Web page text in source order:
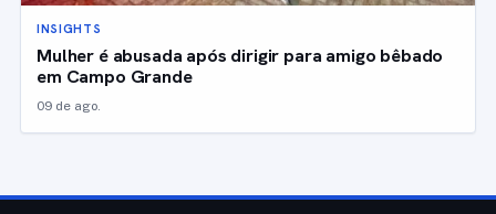
INSIGHTS
Mulher é abusada após dirigir para amigo bêbado
em Campo Grande
09 de ago.